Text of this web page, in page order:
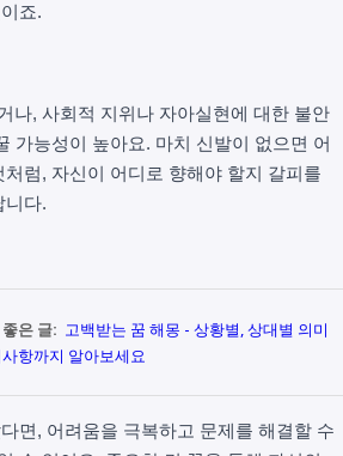
죠.
나, 사회적 지위나 자아실현에 대한 불안
가능성이 높아요. 마치 신발이 없으면 어
럼, 자신이 어디로 향해야 할지 갈피를
니다.
은 글: 고백받는 꿈 해몽 - 상황별, 상대별 의미
항까지 알아보세요
면, 어려움을 극복하고 문제를 해결할 수